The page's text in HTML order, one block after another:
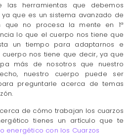
herramientas que debemos
que es un sistema avanzado de
que no procesa la mente en 1ª
lo que el cuerpo nos tiene que
un tiempo para adaptarnos e
nos tiene que decir, ya que
más de nosotros que nuestro
nuestro cuerpo puede ser
preguntarle acerca de temas
de cómo trabajan los cuarzos
tienes un artículo que te
energético con los Cuarzos